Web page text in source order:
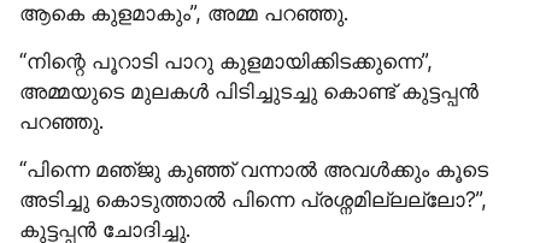
ആകെ കുളമാകും”, അമ്മ പറഞ്ഞു.
“നിന്റെ പൂറാടി പാറു കുളമായിക്കിടക്കുന്നെ”,
അമ്മയുടെ മുലകൾ പിടിച്ചുടച്ചു കൊണ്ട് കുട്ടപ്പൻ
പറഞ്ഞു.
“പിന്നെ മഞ്​ജു കുഞ്ഞ് വന്നാൽ അവൾക്കും കൂടെ
അടിച്ചു കൊടുത്താൽ പിന്നെ പ്രശ്നമില്ലല്ലോ?”,
കുട്ടപ്പൻ ചോദിച്ചു.